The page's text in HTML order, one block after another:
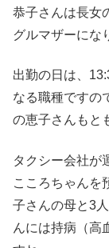
恭子さんは長女
グルマザーにな
出勤の日は、
なる職種ですの
の恵子さんもと
タクシー会社が
こころちゃんを
子さんの母と3
んには持病（高